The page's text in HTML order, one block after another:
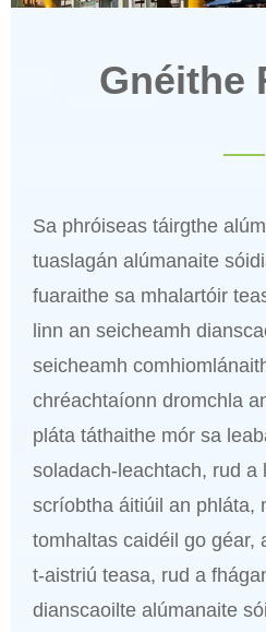
Gnéithe
Sa phróiseas táirgthe
tuaslagán alúmanaite
fuaraithe sa mhalartóir
linn an seicheamh
seicheamh
chréachtaíonn dromchla
pláta táthaithe mór sa
soladach-leachtach, rud a
scríobtha áitiúil an phláta,
tomhaltas caidéil go géar,
t-aistriú teasa, rud a
dianscaoilte alúmanaite